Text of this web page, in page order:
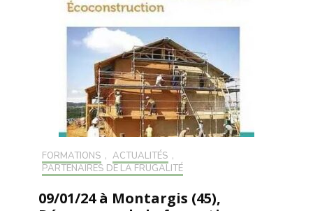
FORMATIONS , ACTUALITÉS ,
PARTENAIRES DE LA FRUGALITÉ
09/01/24 à Montargis (45),